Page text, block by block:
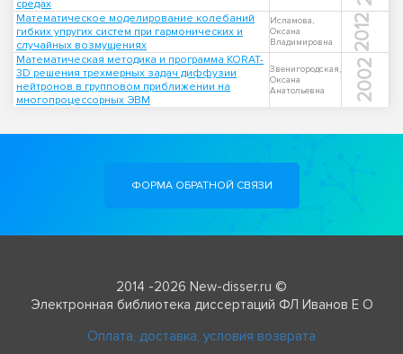
средах
Математическое моделирование колебаний
гибких упругих систем при гармонических и
случайных возмущениях
Исламова,
Оксана
Владимировна
2012
Математическая методика и программа KORAT-
3D решения трехмерных задач диффузии
нейтронов в групповом приближении на
многопроцессорных ЭВМ
Звенигородская,
Оксана
Анатольевна
2002
ФОРМА ОБРАТНОЙ СВЯЗИ
2014 -2026 New-disser.ru ©
Электронная библиотека диссертаций ФЛ Иванов Е О
Оплата, доставка, условия возврата